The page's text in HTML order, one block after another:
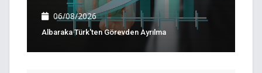
06/08/2026
Albaraka Türk'ten Görevden Ayrılma